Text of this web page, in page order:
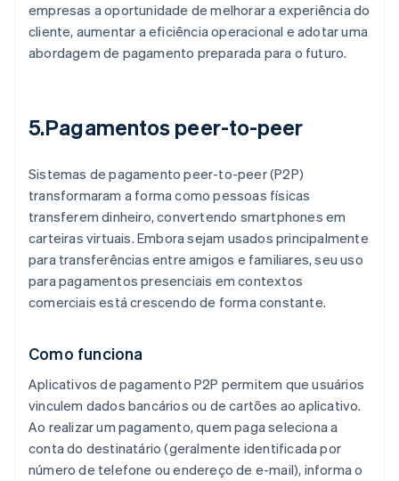
empresas a oportunidade de melhorar a experiência do
cliente, aumentar a eficiência operacional e adotar uma
abordagem de pagamento preparada para o futuro.
5.Pagamentos peer-to-peer
Sistemas de pagamento peer-to-peer (P2P)
transformaram a forma como pessoas físicas
transferem dinheiro, convertendo smartphones em
carteiras virtuais. Embora sejam usados principalmente
para transferências entre amigos e familiares, seu uso
para pagamentos presenciais em contextos
comerciais está crescendo de forma constante.
Como funciona
Aplicativos de pagamento P2P permitem que usuários
vinculem dados bancários ou de cartões ao aplicativo.
Ao realizar um pagamento, quem paga seleciona a
conta do destinatário (geralmente identificada por
número de telefone ou endereço de e-mail), informa o